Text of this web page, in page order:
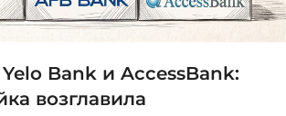
Bank и AccessBank:
возглавила